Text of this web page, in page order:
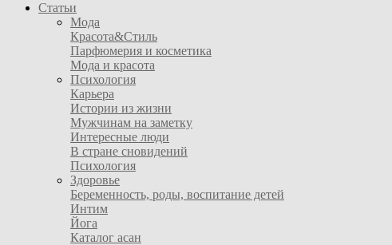
Статьи
Мода
Красота&Стиль
Парфюмерия и косметика
Мода и красота
Психология
Карьера
Истории из жизни
Мужчинам на заметку
Интересные люди
В стране сновидений
Психология
Здоровье
Беременность, роды, воспитание детей
Интим
Йога
Каталог асан